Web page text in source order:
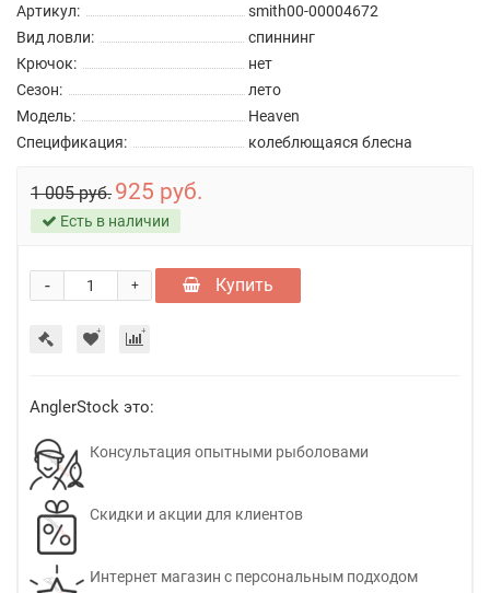
Артикул:
smith00-00004672
Вид ловли:
спиннинг
Крючок:
нет
Сезон:
лето
Модель:
Heaven
Спецификация:
колеблющаяся блесна
1 005 руб. 925 руб.
Есть в наличии
+
- Купить
AnglerStock это:
Консультация опытными рыболовами
Скидки и акции для клиентов
Интернет магазин с персональным подходом